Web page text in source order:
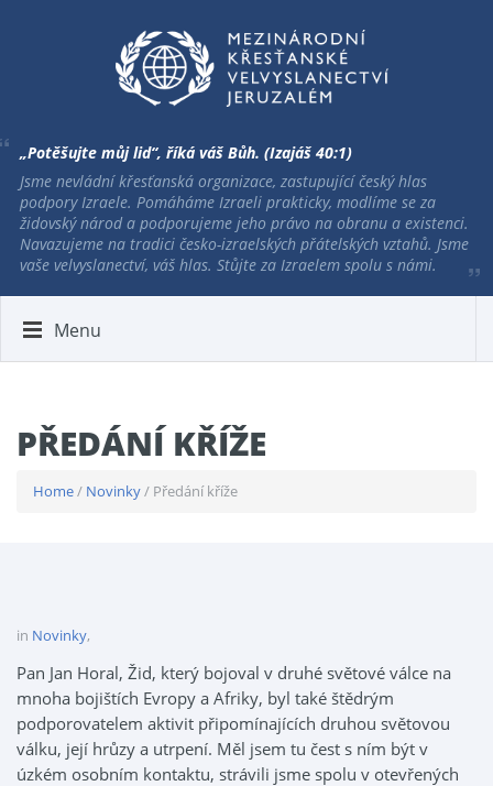
„Potěšujte můj lid“, říká váš Bůh. (Izajáš 40:1)
Jsme nevládní křesťanská organizace, zastupující český hlas
podpory Izraele. Pomáháme Izraeli prakticky, modlíme se za
židovský národ a podporujeme jeho právo na obranu a existenci.
Navazujeme na tradici česko-izraelských přátelských vztahů. Jsme
vaše velvyslanectví, váš hlas. Stůjte za Izraelem spolu s námi.
Menu
PŘEDÁNÍ KŘÍŽE
Home/ Novinky/ Předání kříže
in Novinky,
Pan Jan Horal, Žid, který bojoval v druhé světové válce na
mnoha bojištích Evropy a Afriky, byl také štědrým
podporovatelem aktivit připomínajících druhou světovou
válku, její hrůzy a utrpení. Měl jsem tu čest s ním být v
úzkém osobním kontaktu, strávili jsme spolu v otevřených